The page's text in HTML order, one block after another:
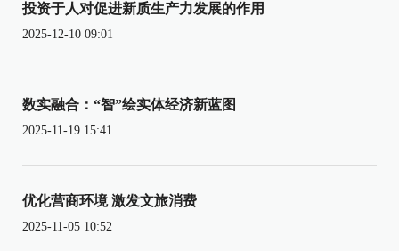
投资于人对促进新质生产力发展的作用
2025-12-10 09:01
数实融合：“智”绘实体经济新蓝图
2025-11-19 15:41
优化营商环境 激发文旅消费
2025-11-05 10:52